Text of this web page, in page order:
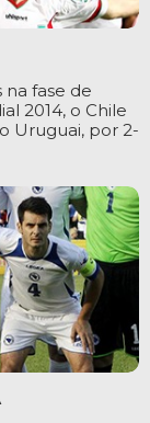
fase de
2014, o Chile
Uruguai, por 2-